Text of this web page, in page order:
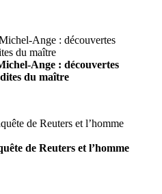
Ange : découvertes
du maître
de Reuters et l’homme